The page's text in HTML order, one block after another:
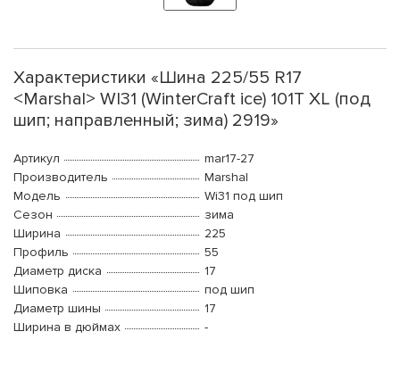
Характеристики «Шина 225/55 R17
<Marshal> WI31 (WinterCraft ice) 101T XL (под
шип; направленный; зима) 2919»
Артикул
mar17-27
Производитель
Marshal
Модель
Wi31 под шип
Сезон
зима
Ширина
225
Профиль
55
Диаметр диска
17
Шиповка
под шип
Диаметр шины
17
Ширина в дюймах
-